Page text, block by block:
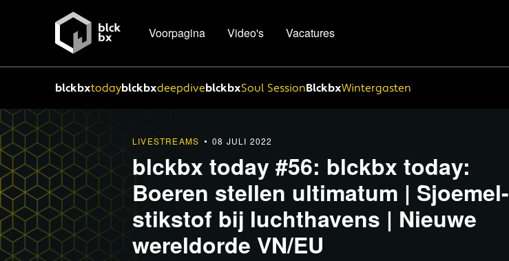
Voorpagina Video's Vacatures
blckbxtodayblckbxdeepdiveblckbxSoul SessionBlckbxWintergasten
LIVESTREAMS 08 JULI 2022
blckbx today #56: blckbx today:
Boeren stellen ultimatum | Sjoemel-
stikstof bij luchthavens | Nieuwe
wereldorde VN/EU